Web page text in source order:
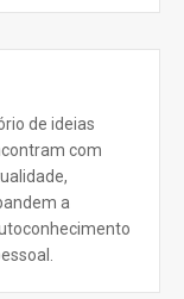
de ideias
com
a